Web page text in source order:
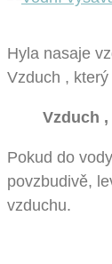
Hyla nasaje
Vzduch ,
Vzduch
Pokud do
povzbudivě,
vzduchu.